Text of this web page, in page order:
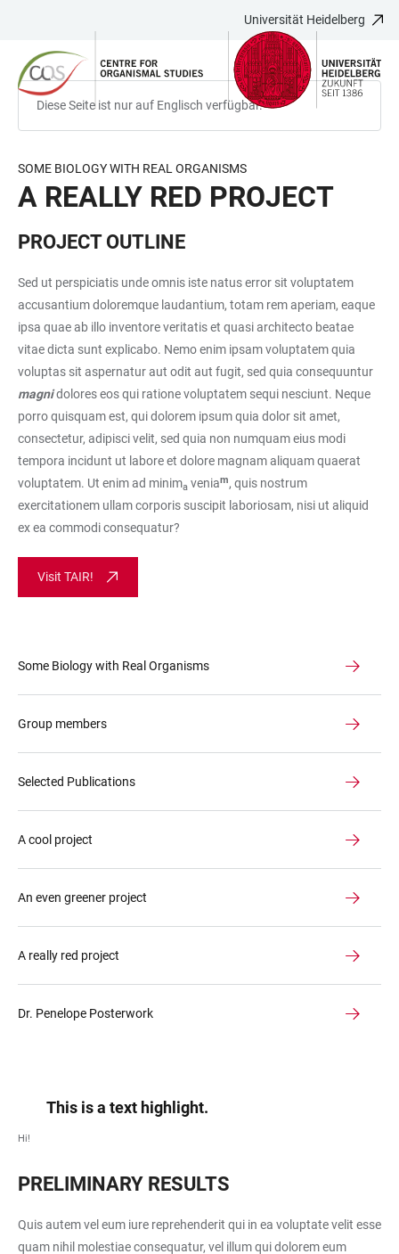
LINKS
ZUR
BARRIEREFREIHEIT
HAUPTINHALT
ÖFFNEN
ÖFFNEN
Universität Heidelberg
Diese Seite ist nur auf Englisch verfügbar.
SOME BIOLOGY WITH REAL ORGANISMS
A REALLY RED PROJECT
PROJECT OUTLINE
Sed ut perspiciatis unde omnis iste natus error sit voluptatem
accusantium doloremque laudantium, totam rem aperiam, eaque
ipsa quae ab illo inventore veritatis et quasi architecto beatae
vitae dicta sunt explicabo. Nemo enim ipsam voluptatem quia
voluptas sit aspernatur aut odit aut fugit, sed quia consequuntur
magnidolores eos qui ratione voluptatem sequi nesciunt. Neque
porro quisquam est, qui dolorem ipsum quia dolor sit amet,
consectetur, adipisci velit, sed quia non numquam eius modi
tempora incidunt ut labore et dolore magnam aliquam quaerat
voluptatem. Ut enim ad minima veniam, quis nostrum
exercitationem ullam corporis suscipit laboriosam, nisi ut aliquid
ex ea commodi consequatur?
Visit TAIR!
Some Biology with Real Organisms
Group members
Selected Publications
A cool project
An even greener project
A really red project
Dr. Penelope Posterwork
This is a text highlight.
Hi!
PRELIMINARY RESULTS
Quis autem vel eum iure reprehenderit qui in ea voluptate velit esse
quam nihil molestiae consequatur, vel illum qui dolorem eum